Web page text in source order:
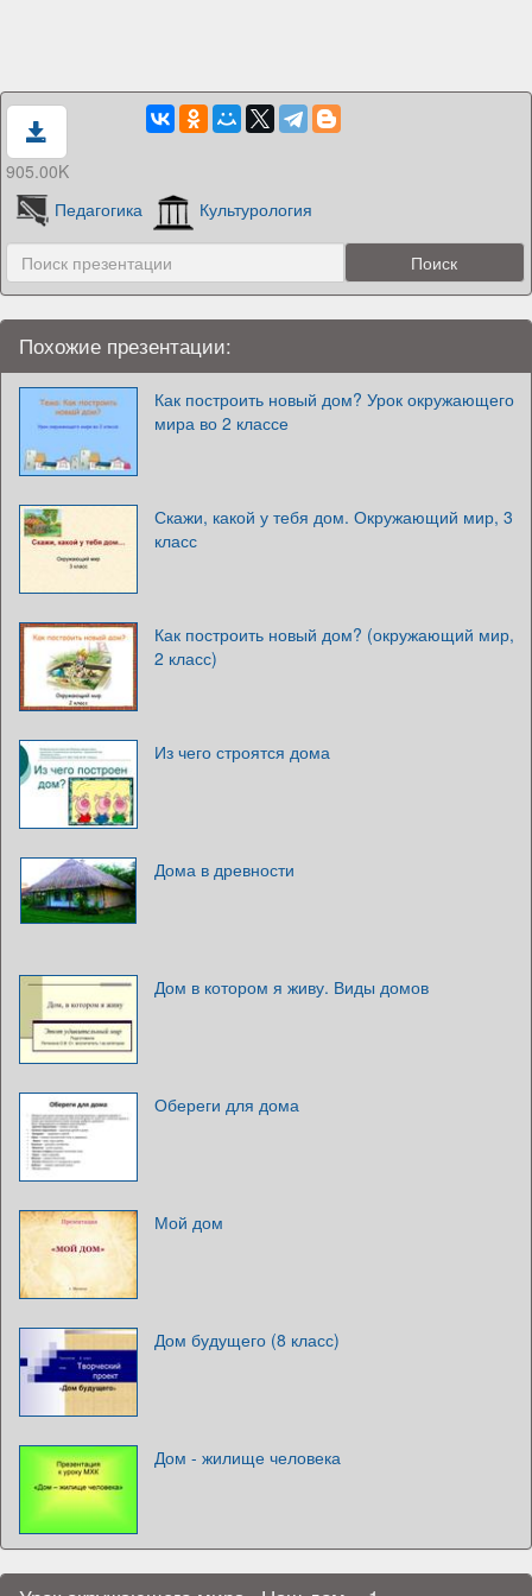
905.00K
Педагогика
Культурология
Похожие презентации:
Как построить новый дом? Урок окружающего
мира во 2 классе
Скажи, какой у тебя дом. Окружающий мир, 3
класс
Как построить новый дом? (окружающий мир,
2 класс)
Из чего строятся дома
Дома в древности
Дом в котором я живу. Виды домов
Обереги для дома
Мой дом
Дом будущего (8 класс)
Дом - жилище человека